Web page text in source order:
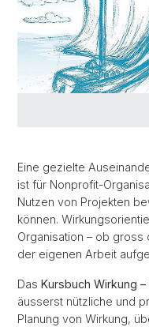
Eine gezielte
ist für Nonprofit-
Nutzen von Projekten
können.
Organisation – ob gross
der eigenen Arbeit
Das Kursbuch Wirkung
äusserst nützliche und
Planung von Wirkung,